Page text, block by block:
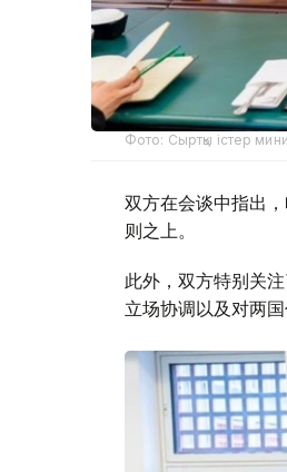
Фото: Сыртқы істер
双方在会谈中指出
则之上。
此外，双方特别关
立场协调以及对两国